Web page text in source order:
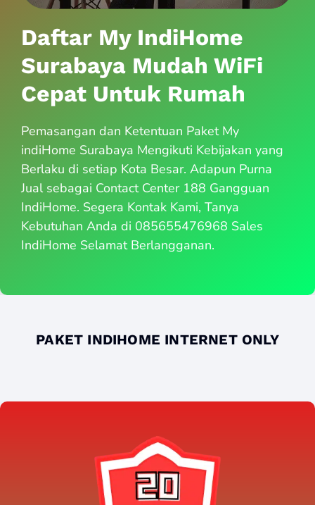
Daftar My IndiHome
Surabaya Mudah WiFi
Cepat Untuk Rumah
Pemasangan dan Ketentuan Paket My
indiHome Surabaya Mengikuti Kebijakan yang
Berlaku di setiap Kota Besar. Adapun Purna
Jual sebagai Contact Center 188 Gangguan
IndiHome. Segera Kontak Kami, Tanya
Kebutuhan Anda di 085655476968 Sales
IndiHome Selamat Berlangganan.
PAKET INDIHOME INTERNET ONLY